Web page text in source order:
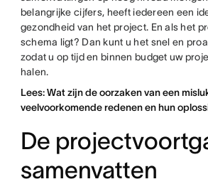
belangrijke cijfers, heeft iedereen een
gezondheid van het project. En als het
schema ligt? Dan kunt u het snel en
zodat u op tijd en binnen budget uw
halen.
Lees: Wat zijn de oorzaken van een
veelvoorkomende redenen en hun
De
samenvatten